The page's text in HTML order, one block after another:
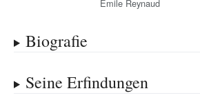
Émile Reynaud
Biografie
Seine Erfindungen